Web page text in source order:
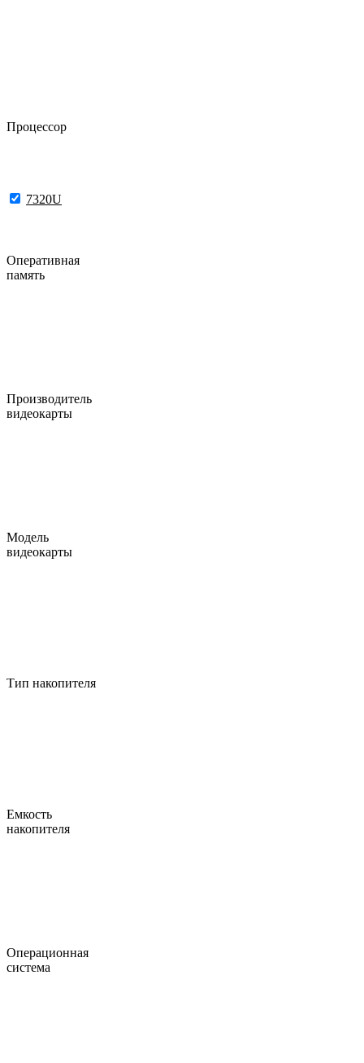
Процессор
7320U
Оперативная
память
Производитель
видеокарты
Модель
видеокарты
Тип накопителя
Емкость
накопителя
Операционная
система